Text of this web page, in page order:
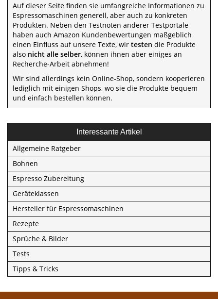
Auf dieser Seite finden sie umfangreiche Informationen zu
Espressomaschinen generell, aber auch zu konkreten
Produkten. Neben den Testnoten anderer Testportale
haben auch Amazon Kundenbewertungen maßgeblich
einen Einfluss auf unsere Texte, wir testen die Produkte
also nicht alle selber, können ihnen aber einiges an
Recherche-Arbeit abnehmen!
Wir sind allerdings kein Online-Shop, sondern kooperieren
lediglich mit einigen Shops, wo sie die Produkte bequem
und einfach bestellen können.
Interessante Artikel
Allgemeine Ratgeber
Bohnen
Espresso Zubereitung
Geräteklassen
Hersteller für Espressomaschinen
Rezepte
Sprüche & Bilder
Tests
Tipps & Tricks